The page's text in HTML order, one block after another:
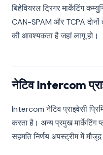
बिहेवियरल ट्रिगर मार्केटिंग
CAN-SPAM और TCPA
की आवश्यकता है जहां लागू हो।
नेटिव Intercom
Intercom नेटिव प्राइवेसी
करता है। अन्य प्रमुख मार्केटिंग
सहमति निर्णय अपस्ट्रीम में